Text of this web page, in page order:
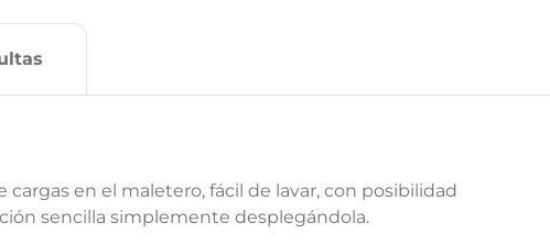
en el maletero, fácil de lavar, con posibilidad
sencilla simplemente desplegándola.